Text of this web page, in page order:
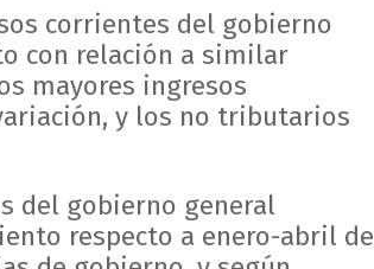
corrientes del gobierno
con relación a similar
mayores ingresos
y los no tributarios
del gobierno general
respecto a enero-abril de